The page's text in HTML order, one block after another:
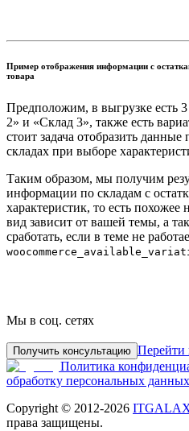
Пример отображения информации с
товара
Предположим, в выгрузке есть
2» и «Склад 3», также есть
стоит задача отобразить
складах при выборе
Таким образом, мы получим
информации по складам с
характеристик, то есть
вид зависит от вашей темы, а
сработать, если в теме не
Мы в соц. сетях
Получить консультацию Перейти
Политика
обработку персональных данных
Copyright © 2012-2026
права защищены.